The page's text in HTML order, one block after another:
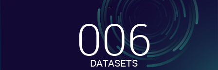
-
006
DATASETS